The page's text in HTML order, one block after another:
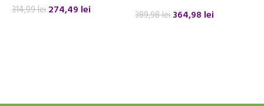
314,99lei 274,49 lei 389,98lei 364,98 lei